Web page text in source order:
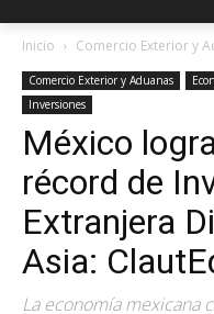
Inicio Comercio Exterior y
Comercio Exterior y Aduanas
Inversiones
México
récord de
Extranjera
Asia:
La economía mexicana